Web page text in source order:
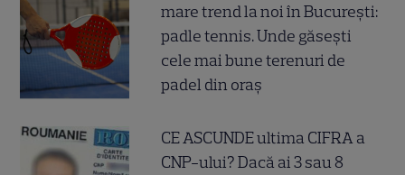
mare trend la noi în București:
padle tennis. Unde găsești
cele mai bune terenuri de
padel din oraș
CE ASCUNDE ultima CIFRA a
CNP-ului? Dacă ai 3 sau 8